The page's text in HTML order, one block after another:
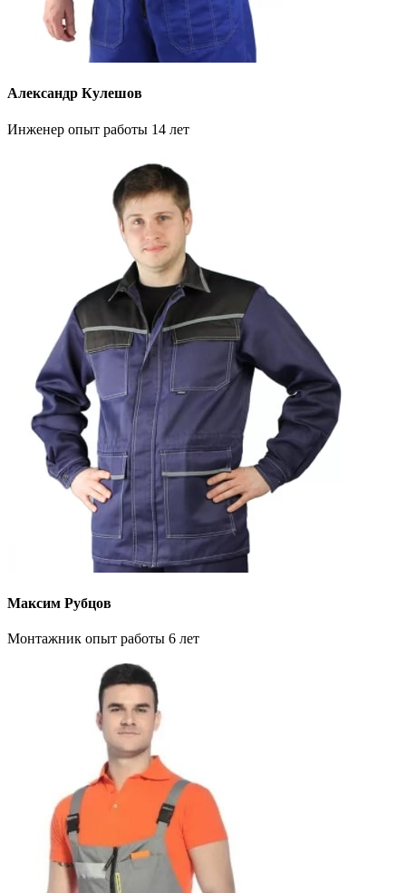
Александр Кулешов
Инженер опыт работы 14 лет
Максим Рубцов
Монтажник опыт работы 6 лет